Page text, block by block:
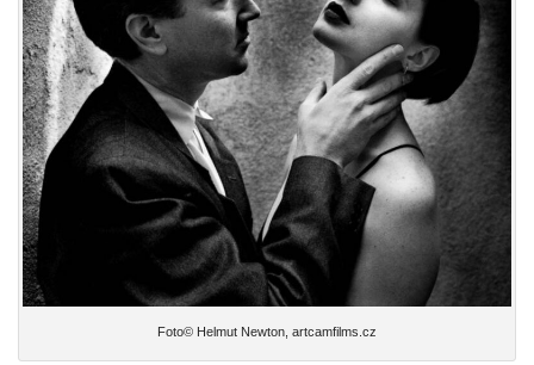
Foto© Helmut Newton, artcamfilms.cz